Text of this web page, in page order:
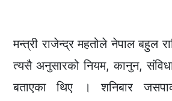
मन्त्री राजेन्द्र महतोले नेपाल बहुल
त्यसै अनुसारको नियम, कानुन,
बताएका थिए । शनिबार